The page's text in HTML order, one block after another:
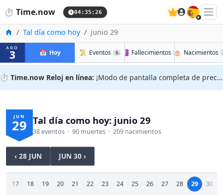
⏱️ Time.now 04:35:26 🇪🇸
InicioTal día como hoy junio 29
AGO
3 📅 Hoy 📜 Eventos 38 ✝️ Fallecimientos 90
🎂 Nacimientos
⏱️ Time.now Reloj en línea: ¡Modo de pantalla completa de precisión!
JUN
29 Tal día como hoy: junio 29
38 eventos · 90 muertes · 209 nacimientos
‹ 28 JUN JUN 30 ›
17 18 19 20 21 22 23 24 25 26 27 28 29 30